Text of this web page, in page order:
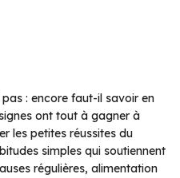
: encore faut-il savoir en
ont tout à gagner à
les petites réussites du
simples qui soutiennent
régulières, alimentation